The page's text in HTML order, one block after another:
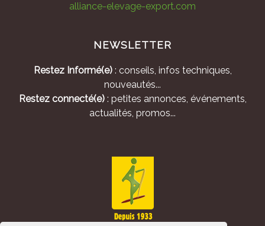
alliance-elevage-export.com
NEWSLETTER
Restez Informé(e): conseils, infos techniques,
nouveautés...
Restez connecté(e): petites annonces, événements,
actualités, promos...